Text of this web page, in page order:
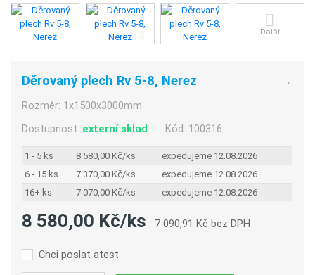
Další
Děrovaný plech Rv 5-8, Nerez
Rozměr: 1x1500x3000mm
Dostupnost: externí sklad Kód: 100316
1 - 5 ks 8 580,00 Kč/ks
expedujeme 12.08.2026
6 - 15 ks
7 370,00 Kč/ks
expedujeme 12.08.2026
16+ ks
7 070,00 Kč/ks expedujeme 12.08.2026
8 580,00 Kč/ks 7 090,91 Kč bez DPH
Chci poslat atest